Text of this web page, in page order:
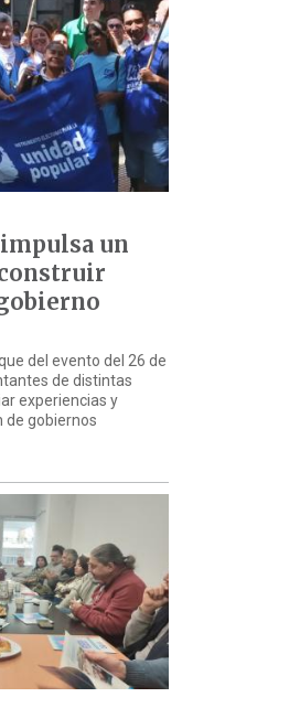
un
del evento del 26 de
de distintas
experiencias y
de gobiernos